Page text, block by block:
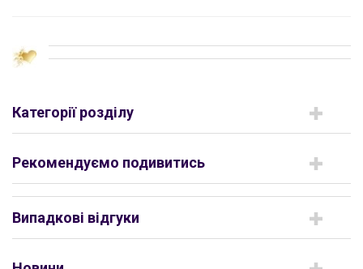
Категорії розділу
Рекомендуємо подивитись
Випадкові відгуки